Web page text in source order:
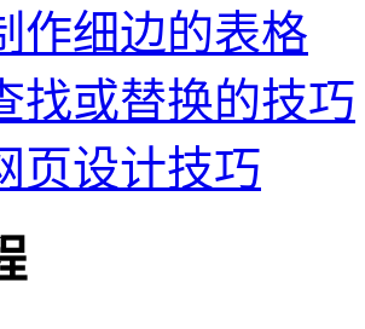
作细边的表格
找或替换的技巧
页设计技巧